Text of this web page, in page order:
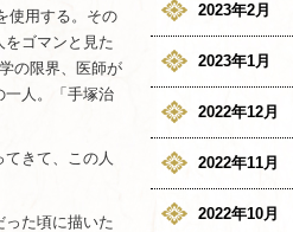
使用する。その
ゴマンと見た
の限界、医師が
一人。「手塚治
きて、この人
た頃に描いた
2023年2月
2023年1月
2022年12月
2022年11月
2022年10月